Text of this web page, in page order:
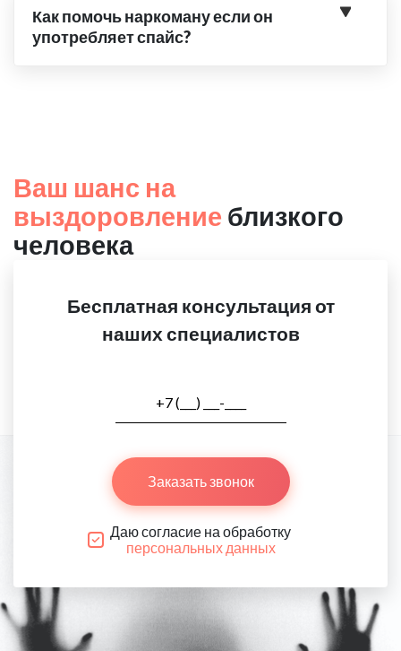
Как помочь наркоману если он
употребляет спайс?
Ваш шанс на
выздоровление близкого
человека
Бесплатная консультация от
наших специалистов
Заказать звонок
Даю согласие на обработку
персональных данных